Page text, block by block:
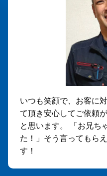
いつも笑顔で、お客に
て頂き安心してご依頼
と思います。 「お兄ち
た！」そう言ってもら
す！